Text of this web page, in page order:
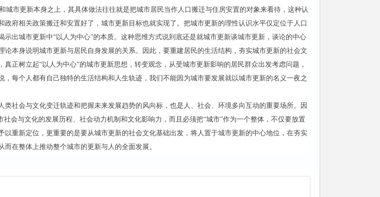
市更新本身之上，其具体做法往往就是把城市居民当作人口搬迁与住房安置的对象来看待，这种认
府相关政策搬迁和安置好了，城市更新目标也就实现了。把城市更新的理性认识水平仅定位于人口
出城市更新中“以人为中心”的本质。这种思维方式说到底还是就城市更新谈城市更新，谈论的中心
本身说明城市更新与居民自身发展的关系。因此，要重建居民的生活结构，夯实城市更新的社会文
正树立起“以人为中心”的城市更新思想，转变观念，从受城市更新影响的居民群众出发考虑问题，
每个人都有自己独特的生活结构和人生轨迹，我们不能因为城市要发展就以城市更新的名义一夜之
社会与文化变迁轨迹和把握未来发展趋势的风向标，也是人、社会、环境多向互动的重要场所。因
会与文化的发展历程、社会动力机制和文化影响力，而且必须把“城市”作为一个整体，不仅要放置
重新定位，更重要的是要从城市更新的社会文化基础出发，将人置于城市更新的中心地位，在夯实
在整体上推动整个城市的更新与人的全面发展。